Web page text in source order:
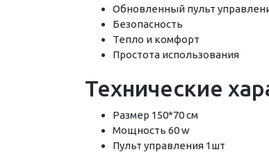
Обновленный пульт
Безопасность
Тепло и комфорт
Простота использования
Технические
Размер 150*70 см
Мощность 60 w
Пульт управления 1шт